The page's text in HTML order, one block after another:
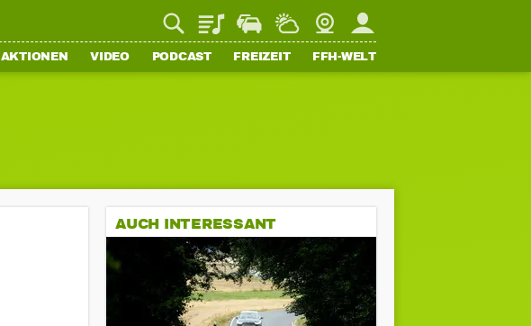
PlaylistStaupilotWetterWebcamMein FFH
AKTIONEN VIDEO PODCAST FREIZEIT FFH-WELT
AUCH INTERESSANT